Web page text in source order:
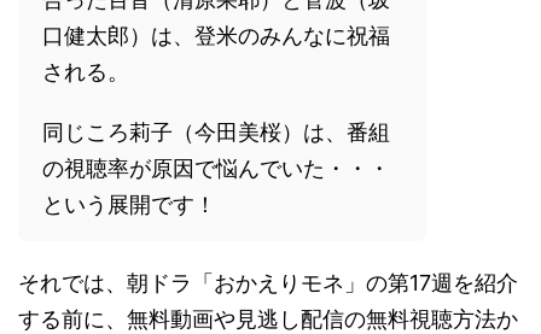
口健太郎）は、登米のみんなに祝福
される。
同じころ莉子（今田美桜）は、番組
の視聴率が原因で悩んでいた・・・
という展開です！
それでは、朝ドラ「おかえりモネ」の第17週を紹介
する前に、無料動画や見逃し配信の無料視聴方法か